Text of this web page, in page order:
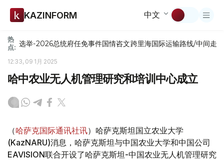
KAZINFORM 中文
热
点: 选举-2026总统府任免事件国情咨文跨里海国际运输路线/中间走廊
12:33, 09 1月 2025
哈中农业无人机管理研究和培训中心成立
（哈萨克国际通讯社讯）哈萨克斯坦国立农业大学
(KazNARU)消息，哈萨克斯坦与中国农业大学和中国公司
EAVISION联合开设了哈萨克斯坦-中国农业无人机管理研究